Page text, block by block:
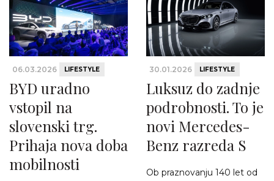
06.03.2026 LIFESTYLE
BYD uradno
vstopil na
slovenski trg.
Prihaja nova doba
mobilnosti
30.01.2026 LIFESTYLE
Luksuz do zadnje
podrobnosti. To je
novi Mercedes-
Benz razreda S
Ob praznovanju 140 let od